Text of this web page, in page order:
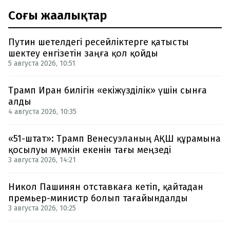
Соңғы жаңалықтар
Путин шетелдегі ресейліктерге қатысты
шектеу енгізетін заңға қол қойды
5 августа 2026, 10:51
Трамп Иран билігін «екіжүзділік» үшін сынға
алды
4 августа 2026, 10:35
«51-штат»: Трамп Венесуэланың АҚШ құрамына
қосылуы мүмкін екенін тағы меңзеді
3 августа 2026, 14:21
Никол Пашинян отставкаға кетіп, қайтадан
премьер-министр болып тағайындалды
3 августа 2026, 10:25